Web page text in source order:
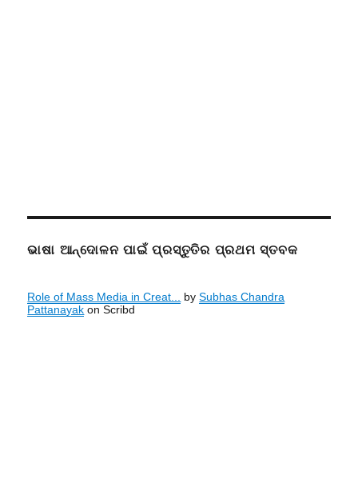
ଭାଷା ଆନ୍ଦୋଳନ ପାଇଁ ପ୍ରସ୍ତୁତିର ପ୍ରଥମ ସ୍ତବକ
Role of Mass Media in Creat... bySubhas Chandra
Pattanayak on Scribd